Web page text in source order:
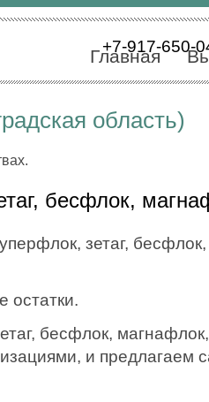
+7-917-650-
Главная
область)
бесфлок,
зетаг,
остатки.
бесфлок,
и